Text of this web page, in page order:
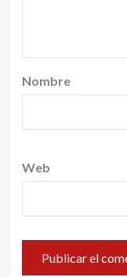
Nombre
Web